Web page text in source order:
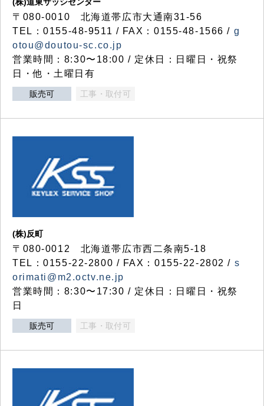
〒080-0010 北海道帯広市大通南31-56
TEL：0155-48-9511 / FAX：0155-48-1566 / g
otou@doutou-sc.co.jp
営業時間：8:30〜18:00 / 定休日：日曜日・祝祭
日・他・土曜日有
販売可 工事・取付可
(株)反町
〒080-0012 北海道帯広市西二条南5-18
TEL：0155-22-2800 / FAX：0155-22-2802 / s
orimati@m2.octv.ne.jp
営業時間：8:30〜17:30 / 定休日：日曜日・祝祭
日
販売可 工事・取付可